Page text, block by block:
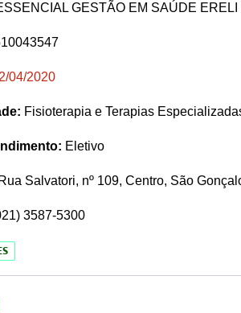
GESTÃO EM SAÚDE ERELI
/04/2020
Fisioterapia e Terapias
Eletivo
Rua Salvatori, nº 109, Centro, São
3587-5300